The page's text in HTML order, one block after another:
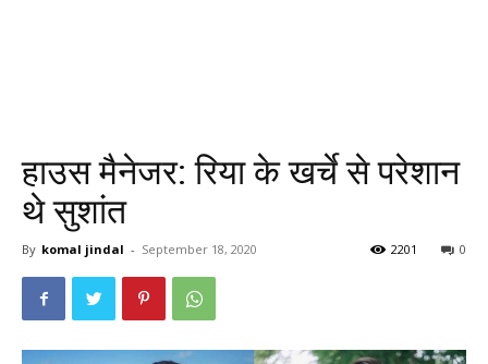
हाउस मैनेजर: रिया के खर्चे से परेशान
थे सुशांत
By komal jindal - September 18, 2020 0
2201